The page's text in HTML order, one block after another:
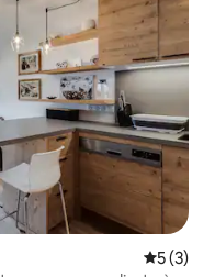
5 de
5 (3)